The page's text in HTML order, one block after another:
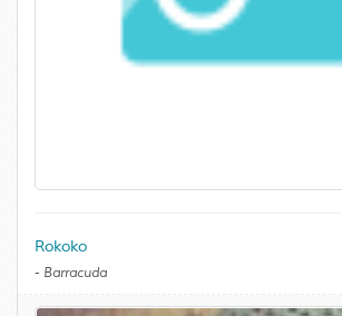
Rokoko
- Barracuda